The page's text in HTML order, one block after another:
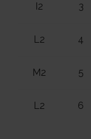
I2 3
L2 4
M2 5
L2 6